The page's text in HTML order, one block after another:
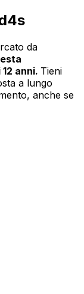
da
anni. Tieni
a lungo
anche se